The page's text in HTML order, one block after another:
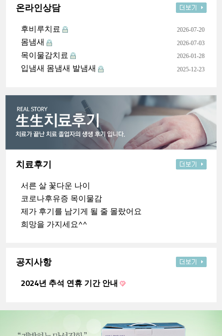
온라인상담
후비루치료 2026-07-20
몸냄새 2026-07-03
목이물감치료 2026-01-28
입냄새 몸냄새 발냄새 2025-12-23
치료후기
서른 살 꽃다운 나이
코로나후유증 목이물감
제가 후기를 남기게 될 줄 몰랐어요
희망을 가지세요^^
공지사항
2024년 추석 연휴 기간 안내